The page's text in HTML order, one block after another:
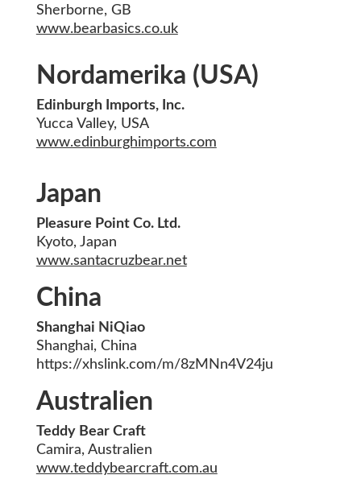
Sherborne, GB
www.bearbasics.co.uk
Nordamerika (USA)
Edinburgh Imports, Inc.
Yucca Valley, USA
www.edinburghimports.com
Japan
Pleasure Point Co. Ltd.
Kyoto, Japan
www.santacruzbear.net
China
Shanghai NiQiao
Shanghai, China
https://xhslink.com/m/8zMNn4V24ju
Australien
Teddy Bear Craft
Camira, Australien
www.teddybearcraft.com.au